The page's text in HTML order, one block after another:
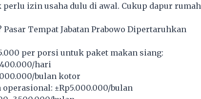
izin usaha dulu di awal. Cukup dapur rumah
Pasar Tempat Jabatan Prabowo Dipertaruhkan
per porsi untuk paket makan siang:
hari
bulan kotor
±Rp5.000.000/bulan